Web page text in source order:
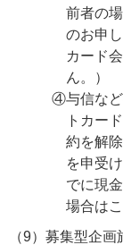
前者の
のお申
カード
ん。）
④与信など
トカー
約を解
を申受
でに現
場合は
（9）募集型企